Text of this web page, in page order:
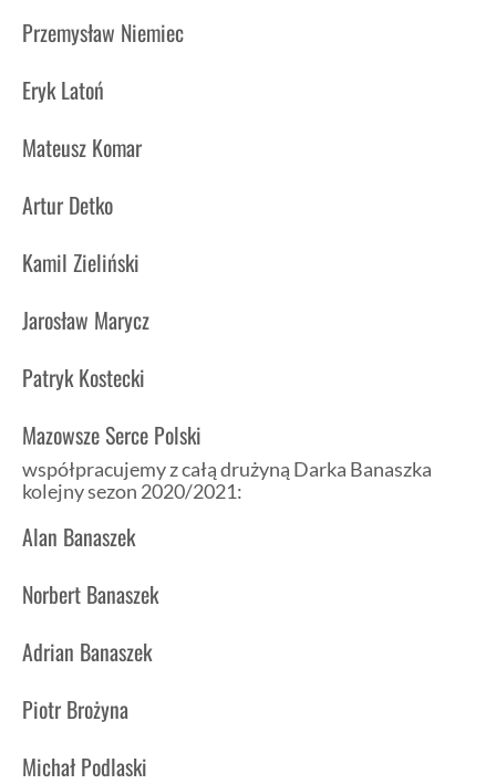
Przemysław Niemiec
Eryk Latoń
Mateusz Komar
Artur Detko
Kamil Zieliński
Jarosław Marycz
Patryk Kostecki
Mazowsze Serce Polski
współpracujemy z całą drużyną Darka Banaszka
kolejny sezon 2020/2021:
Alan Banaszek
Norbert Banaszek
Adrian Banaszek
Piotr Brożyna
Michał Podlaski